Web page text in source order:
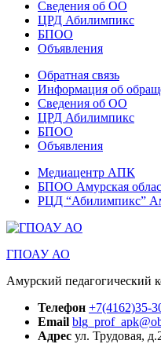
Сведения об ОО
ЦРД Абилимпикс
БПОО
Объявления
Обратная связь
Информация об
Сведения об ОО
ЦРД Абилимпикс
БПОО
Объявления
Медиацентр АПК
БПОО Амурская
РЦД “Абилимпикс”
ГПОАУ АО
Амурский педагогический
Телефон +7(4162)35-
Email
Адрес ул. Трудовая,